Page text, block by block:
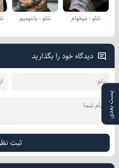
پست بعدی
تتلو - میخوام تتلو - پانتومیم
دیدگاه خود را بگذارید
ثبت نظر